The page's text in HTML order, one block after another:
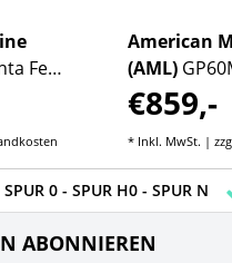
Fe
American
(AML)
€859,-
* Inkl. MwSt. |
0 - SPUR H0 - SPUR N
ABONNIEREN